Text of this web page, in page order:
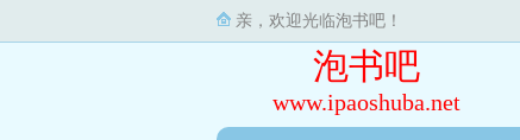
亲，欢迎光临泡书吧！
泡书吧
www.ipaoshuba.net